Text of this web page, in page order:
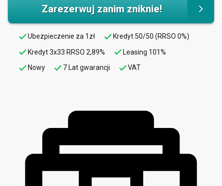
Zarezerwuj zanim zniknie!
Ubezpieczenie za 1zł
Kredyt 50/50 (RRSO 0%)
Kredyt 3x33 RRSO 2,89%
Leasing 101%
Nowy
7 Lat gwarancji VAT